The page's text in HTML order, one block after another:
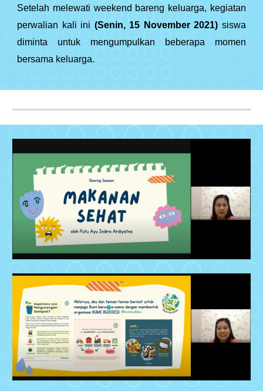
Setelah melewati weekend bareng keluarga, kegiatan
perwalian kali ini (Senin, 15 November 2021) siswa
diminta untuk mengumpulkan beberapa momen
bersama keluarga.